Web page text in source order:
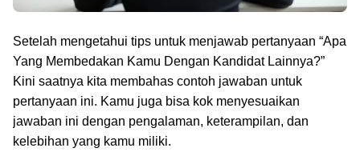
Setelah mengetahui tips untuk menjawab pertanyaan “Apa
Yang Membedakan Kamu Dengan Kandidat Lainnya?”
Kini saatnya kita membahas contoh jawaban untuk
pertanyaan ini. Kamu juga bisa kok menyesuaikan
jawaban ini dengan pengalaman, keterampilan, dan
kelebihan yang kamu miliki.